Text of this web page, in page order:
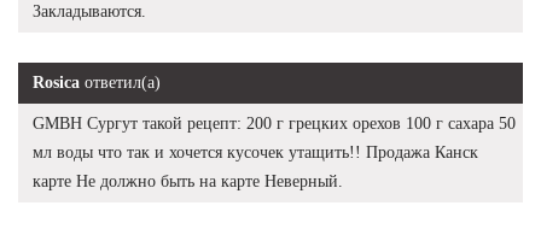
Закладываются.
Rosica ответил(а)
GMBH Сургут такой рецепт: 200 г грецких орехов 100 г сахара 50
мл воды что так и хочется кусочек утащить!! Продажа Канск
карте Не должно быть на карте Неверный.